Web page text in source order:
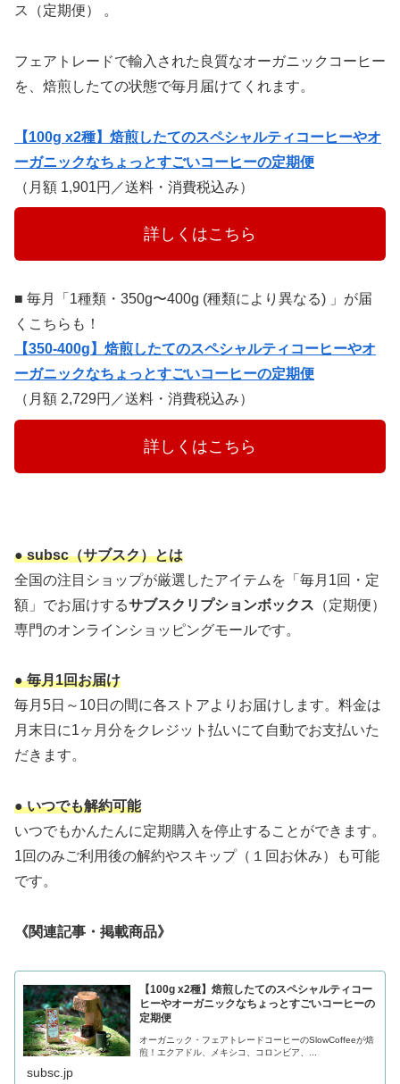
ス（定期便） 。
フェアトレードで輸入された良質なオーガニックコーヒー
を、焙煎したての状態で毎月届けてくれます。
【100g x2種】焙煎したてのスペシャルティコーヒーやオ
ーガニックなちょっとすごいコーヒーの定期便
（月額 1,901円／送料・消費税込み）
詳しくはこちら
■ 毎月「1種類・350g〜400g (種類により異なる) 」が届
くこちらも！
【350-400g】焙煎したてのスペシャルティコーヒーやオ
ーガニックなちょっとすごいコーヒーの定期便
（月額 2,729円／送料・消費税込み）
詳しくはこちら
● subsc（サブスク）とは
全国の注目ショップが厳選したアイテムを「毎月1回・定
額」でお届けするサブスクリプションボックス （定期便）
専門のオンラインショッピングモールです。
● 毎月1回お届け
毎月5日～10日の間に各ストアよりお届けします。料金は
月末日に1ヶ月分をクレジット払いにて自動でお支払いた
だきます。
● いつでも解約可能
いつでもかんたんに定期購入を停止することができます。
1回のみご利用後の解約やスキップ（１回お休み）も可能
です。
《関連記事・掲載商品》
【100g x2種】焙煎したてのスペシャルティコー
ヒーやオーガニックなちょっとすごいコーヒーの
定期便
オーガニック・フェアトレードコーヒーのSlowCoffeeが焙
煎！エクアドル、メキシコ、コロンビア、...
subsc.jp